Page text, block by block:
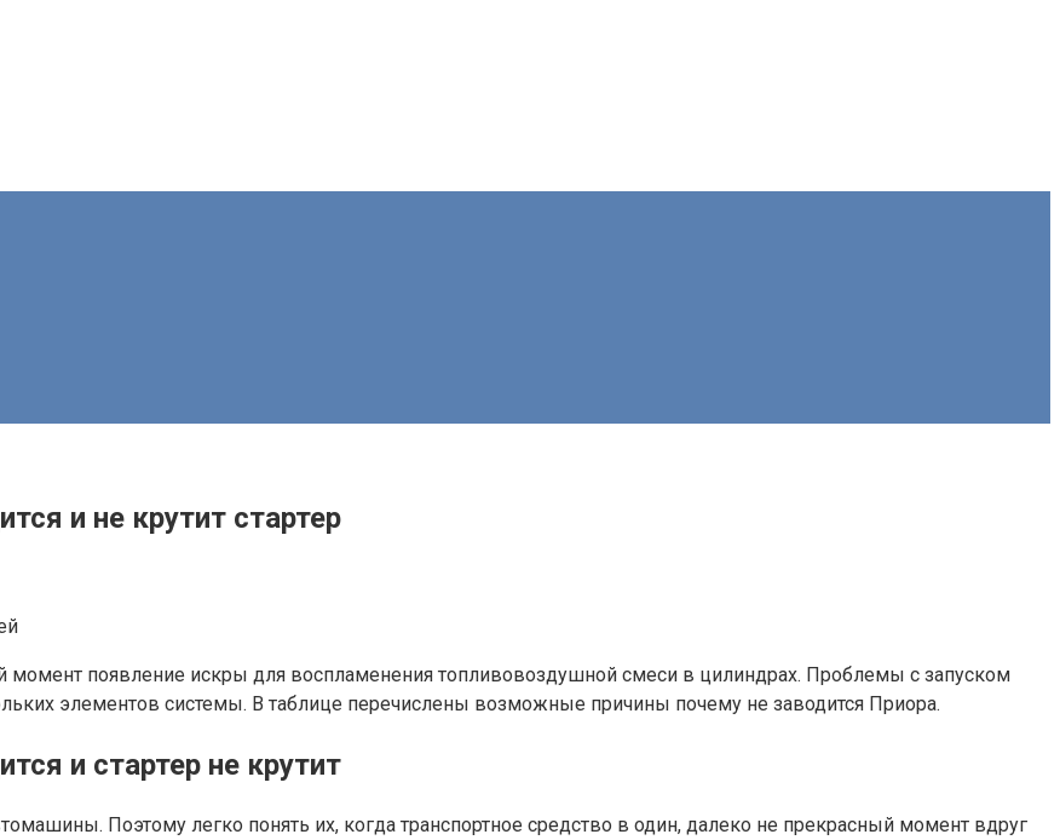
и не крутит стартер
момент появление искры для воспламенения топливовоздушной смеси в цилиндрах. Проблемы с запуском
элементов системы. В таблице перечислены возможные причины почему не заводится Приора.
и стартер не крутит
Поэтому легко понять их, когда транспортное средство в один, далеко не прекрасный момент вдруг